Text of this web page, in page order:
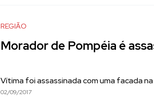
REGIÃO
Morador de Pompéia é
Vítima foi assassinada com uma facada
02/09/2017